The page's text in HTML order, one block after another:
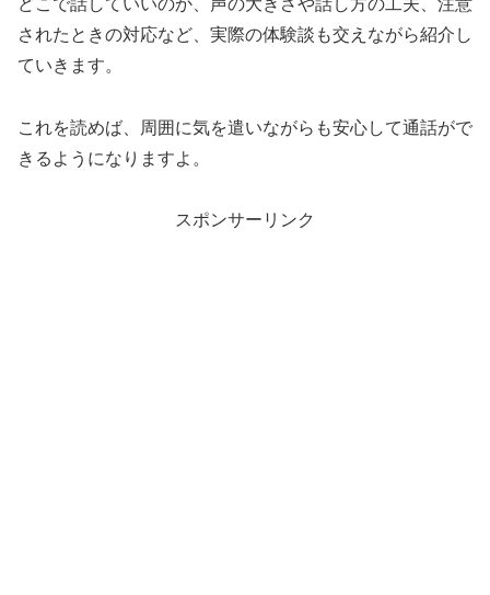
されたときの対応など、実際の体験談も交えながら紹介し
ていきます。
これを読めば、周囲に気を遣いながらも安心して通話がで
きるようになりますよ。
スポンサーリンク